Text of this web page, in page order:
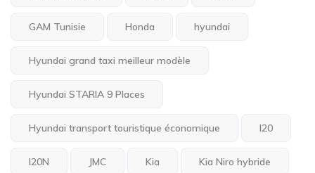
GAM Tunisie Honda hyundai
Hyundai grand taxi meilleur modèle
Hyundai STARIA 9 Places
Hyundai transport touristique économique I20
I20N JMC Kia Kia Niro hybride